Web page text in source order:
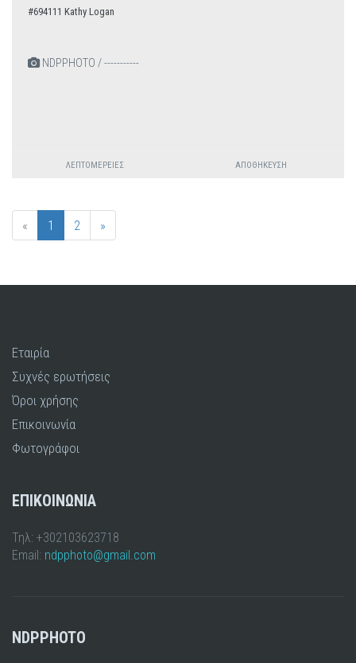
#694111 Kathy Logan
NDPPHOTO / -----------
ΛΕΠΤΟΜΈΡΕΙΕΣ ΑΠΟΘΉΚΕΥΣΗ
« 1 2 »
Εταιρία
Συχνές ερωτήσεις
Όροι χρήσης
Επικοινωνία
Φωτογράφοι
ΕΠΙΚΟΙΝΩΝΙΑ
Τηλ: +302103623718
Email: ndpphoto@gmail.com
NDPPHOTO